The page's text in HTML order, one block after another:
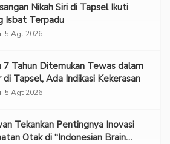
Nikah Siri di Tapsel Ikuti
Isbat Terpadu
5 Agt 2026
7 Tahun Ditemukan Tewas dalam
di Tapsel, Ada Indikasi Kekerasan
5 Agt 2026
Tekankan Pentingnya Inovasi
Otak di “Indonesian Brain